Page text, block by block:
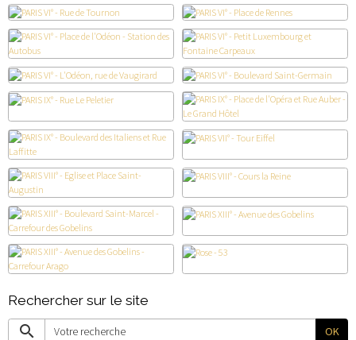
Rechercher sur le site
OK